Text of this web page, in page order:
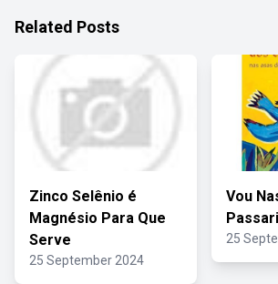
Related Posts
Zinco Selênio é
Magnésio Para Que
Serve
25 September 2024
Vou
25